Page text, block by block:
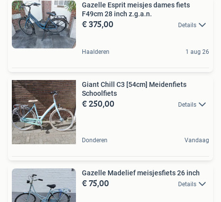
Gazelle Esprit meisjes dames fiets
F49cm 28 inch z.g.a.n.
€ 375,00 Details
Haalderen 1 aug 26
Giant Chill C3 [54cm] Meidenfiets
Schoolfiets
€ 250,00 Details
Donderen Vandaag
Gazelle Madelief meisjesfiets 26 inch
€ 75,00 Details